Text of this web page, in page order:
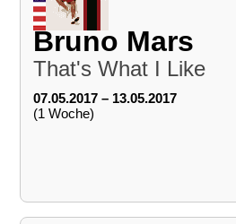
Bruno Mars
That's What I Like
07.05.2017 – 13.05.2017
(1 Woche)